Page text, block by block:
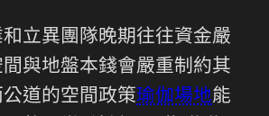
立異團隊晚期往往資金嚴
與地盤本錢會嚴重制約其
道的空間政策瑜伽場地能